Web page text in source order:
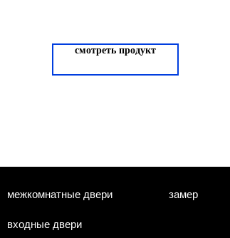
смотреть продукт
межкомнатные двери
входные двери
замер